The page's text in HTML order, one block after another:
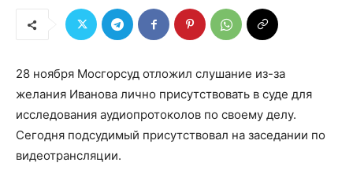
28 ноября Мосгорсуд отложил слушание из-за
желания Иванова лично присутствовать в суде для
исследования аудиопротоколов по своему делу.
Сегодня подсудимый присутствовал на заседании по
видеотрансляции.